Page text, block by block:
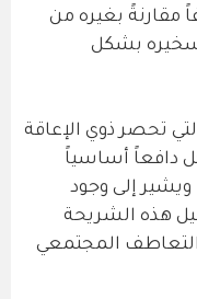
مقارنةً بغيره من
بشكل
تحصر ذوي الإعاقة
دافعاً أساسياً
ويشير إلى وجود
هذه الشريحة
المجتمعي